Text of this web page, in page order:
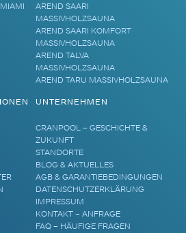
AREND SAARI
MASSIVHOLZSAUNA
AREND SAARI KOMFORT
MASSIVHOLZSAUNA
AREND TALVA
MASSIVHOLZSAUNA
AREND TARU MASSIVHOLZSAUNA
UNTERNEHMEN
CRANPOOL – GESCHICHTE &
ZUKUNFT
STANDORTE
BLOG & AKTUELLES
AGB & GARANTIEBEDINGUNGEN
DATENSCHUTZERKLÄRUNG
IMPRESSUM
KONTAKT – ANFRAGE
FAQ – HÄUFIGE FRAGEN